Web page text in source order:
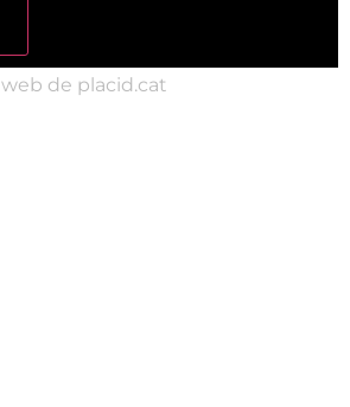
web de placid.cat